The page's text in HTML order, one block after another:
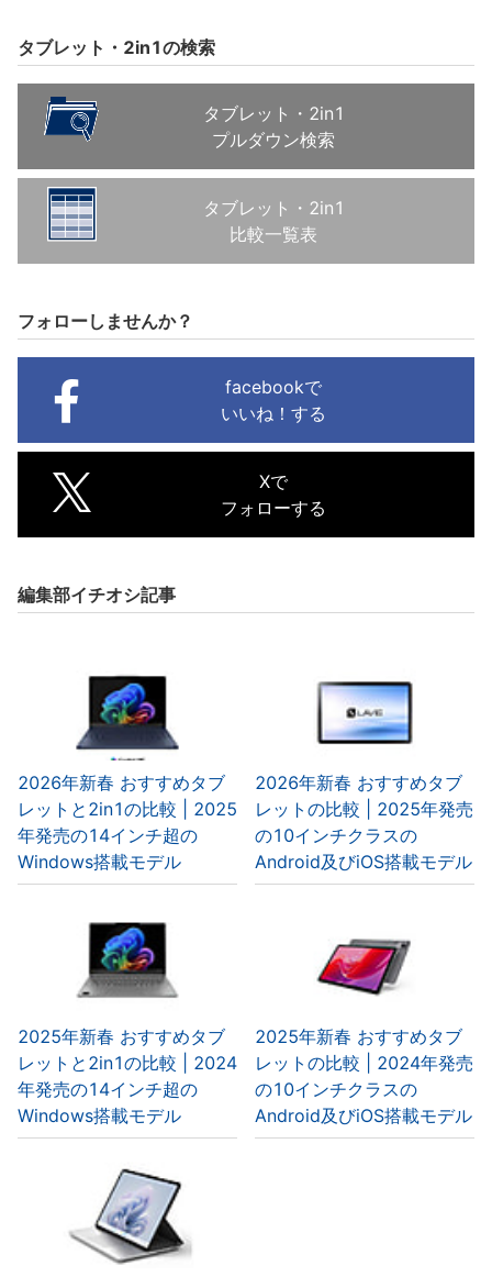
タブレット・2in1の検索
タブレット・2in1
プルダウン検索
タブレット・2in1
比較一覧表
フォローしませんか？
facebookで
いいね！する
Xで
フォローする
編集部イチオシ記事
2026年新春 おすすめタブ
レットと2in1の比較 | 2025
年発売の14インチ超の
Windows搭載モデル
2026年新春 おすすめタブ
レットの比較 | 2025年発売
の10インチクラスの
Android及びiOS搭載モデル
2025年新春 おすすめタブ
レットと2in1の比較 | 2024
年発売の14インチ超の
Windows搭載モデル
2025年新春 おすすめタブ
レットの比較 | 2024年発売
の10インチクラスの
Android及びiOS搭載モデル